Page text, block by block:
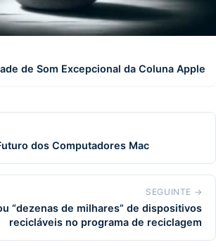
de Som Excepcional da Coluna Apple
dos Computadores Mac
SEGUINTE →
“dezenas de milhares” de dispositivos
recicláveis no programa de reciclagem